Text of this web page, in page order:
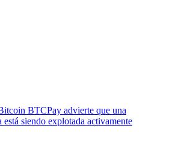
BTCPay advierte que una
siendo explotada activamente